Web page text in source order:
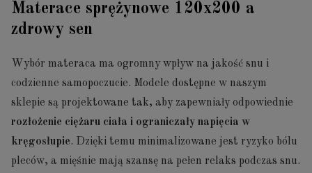
Materace sprężynowe 120x200 a
zdrowy sen
Wybór materaca ma ogromny wpływ na jakość snu i
codzienne samopoczucie. Modele dostępne w naszym
sklepie są projektowane tak, aby zapewniały odpowiednie
rozłożenie ciężaru ciała i ograniczały napięcia w
kręgosłupie. Dzięki temu minimalizowane jest ryzyko bólu
pleców, a mięśnie mają szansę na pełen relaks podczas snu.